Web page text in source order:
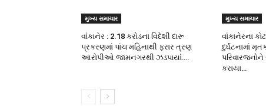
મુખ્ય સમાચાર
વાંકાનેર : 2.18 કરોડના વિદેશી દારૂ
પ્રકરણમાં પાંચ મહિનાથી ફરાર ત્રણ
આરોપીઓ જામનગરથી ઝડપાયાં….
મુખ્ય સમાચાર
વાંકાનેરના
દુર્ઘટનામાં
કરાયા…